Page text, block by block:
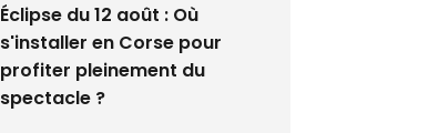
Éclipse du 12 août : Où
s'installer en Corse pour
profiter pleinement du
spectacle ?